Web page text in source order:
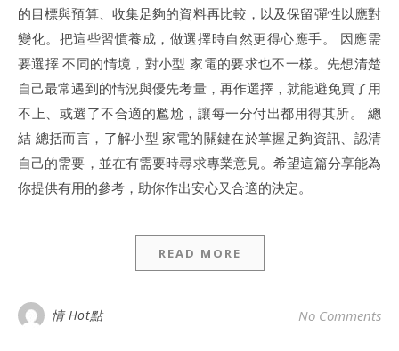
的目標與預算、收集足夠的資料再比較，以及保留彈性以應對
變化。把這些習慣養成，做選擇時自然更得心應手。 因應需
要選擇 不同的情境，對小型 家電的要求也不一樣。先想清楚
自己最常遇到的情況與優先考量，再作選擇，就能避免買了用
不上、或選了不合適的尷尬，讓每一分付出都用得其所。 總
結 總括而言，了解小型 家電的關鍵在於掌握足夠資訊、認清
自己的需要，並在有需要時尋求專業意見。希望這篇分享能為
你提供有用的參考，助你作出安心又合適的決定。
READ MORE
情 Hot點 No Comments